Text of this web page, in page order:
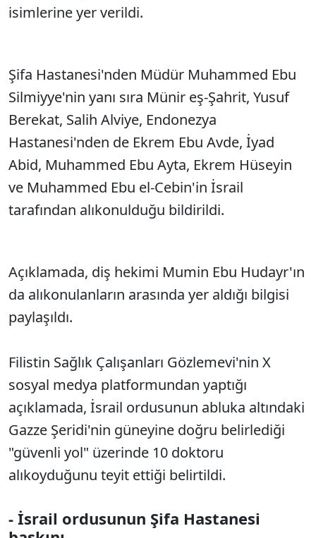
isimlerine yer verildi.
Şifa Hastanesi'nden Müdür Muhammed Ebu
Silmiyye'nin yanı sıra Münir eş-Şahrit, Yusuf
Berekat, Salih Alviye, Endonezya
Hastanesi'nden de Ekrem Ebu Avde, İyad
Abid, Muhammed Ebu Ayta, Ekrem Hüseyin
ve Muhammed Ebu el-Cebin'in İsrail
tarafından alıkonulduğu bildirildi.
Açıklamada, diş hekimi Mumin Ebu Hudayr'ın
da alıkonulanların arasında yer aldığı bilgisi
paylaşıldı.
Filistin Sağlık Çalışanları Gözlemevi'nin X
sosyal medya platformundan yaptığı
açıklamada, İsrail ordusunun abluka altındaki
Gazze Şeridi'nin güneyine doğru belirlediği
"güvenli yol" üzerinde 10 doktoru
alıkoyduğunu teyit ettiği belirtildi.
- İsrail ordusunun Şifa Hastanesi